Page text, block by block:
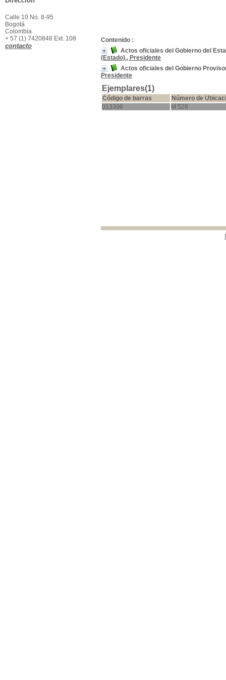
Contenido :
Actos oficiales del Gobierno del
(Estado)., Presidente
Actos oficiales del Gobierno
Presidente
Ejemplares(1)
Código de barras
Número de
013396
M 528
Calle 10 No. 8-95
Bogotá
Colombia
+ 57 (1) 7420848 Ext. 108
contacto